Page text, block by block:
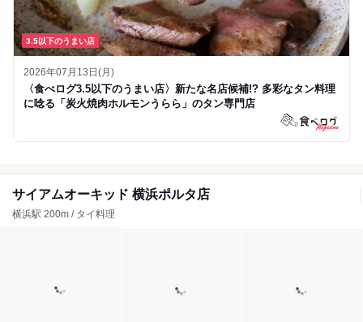
3.5以下のうまい店
2026年07月13日(月)
〈食べログ3.5以下のうまい店〉新たな名店候補!? 多彩なタン料理
に唸る「炭火焼肉ホルモンうらら」のタン専門店
サイアムオーキッド 横浜ポルタ店
横浜駅 200m / タイ料理